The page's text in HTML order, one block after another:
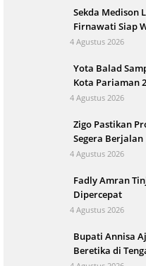
Sekda Medison
Firnawati Siap
4 Agustus 2026
Yota Balad
Kota Pariaman
4 Agustus 2026
Zigo Pastikan
Segera Berjalan
4 Agustus 2026
Fadly Amran
Dipercepat
4 Agustus 2026
Bupati Annisa
Beretika di